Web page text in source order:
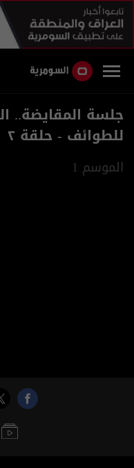
جلسة المقايضة..
للطوائف - حلقة ٢
الموسم 1